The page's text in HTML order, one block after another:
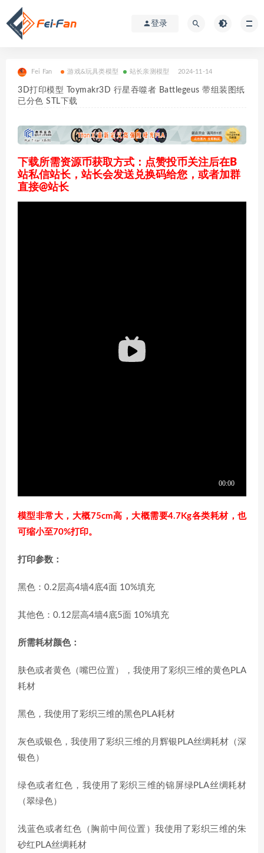
登录
Fei Fan 游戏&玩具类模型 站长亲测模型 2024-11-14
3D打印模型 Toymakr3D 行星吞噬者 Battlegeus 带组装图纸
已分色 STL下载
下载所需资源币获取方式：点赞投币关注后在B
站私信站长，站长会发送兑换码给您，或者加群
直接@站长
模型非常大，大概75cm高，大概需要4.7Kg各类耗材，也
可缩小至70%打印。
打印参数：
黑色：0.2层高4墙4底4面 10%填充
其他色：0.12层高4墙4底5面 10%填充
所需耗材颜色：
肤色或者黄色（嘴巴位置），我使用了彩织三维的黄色PLA
耗材
黑色，我使用了彩织三维的黑色PLA耗材
灰色或银色，我使用了彩织三维的月辉银PLA丝绸耗材（深
银色）
绿色或者红色，我使用了彩织三维的锦屏绿PLA丝绸耗材
（翠绿色）
浅蓝色或者红色（胸前中间位置）我使用了彩织三维的朱
砂红PLA丝绸耗材